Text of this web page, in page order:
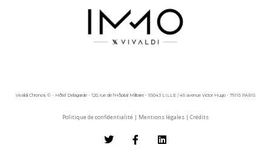
Vivaldi Chronos © - Hôtel Delagarde - 120, rue de l'Hôpital Militaire - 59043 LILLE / 45 avenue Victor Hugo - 75116 PARIS
Politique de confidentialité | Mentions légales | Crédits